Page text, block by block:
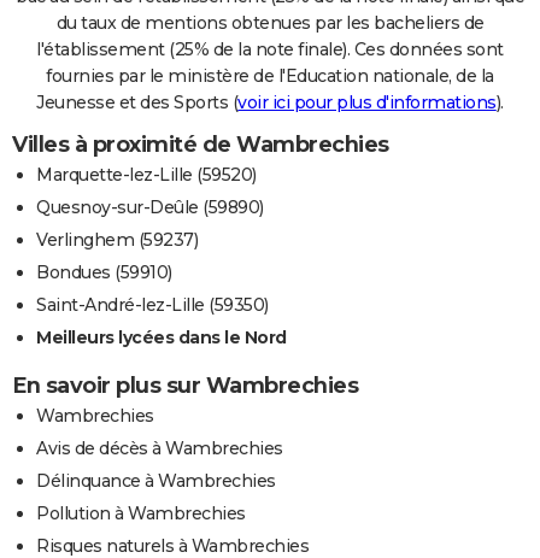
du taux de mentions obtenues par les bacheliers de
l'établissement (25% de la note finale). Ces données sont
fournies par le ministère de l'Education nationale, de la
Jeunesse et des Sports (voir ici pour plus d'informations).
Villes à proximité de Wambrechies
Marquette-lez-Lille (59520)
Quesnoy-sur-Deûle (59890)
Verlinghem (59237)
Bondues (59910)
Saint-André-lez-Lille (59350)
Meilleurs lycées dans le Nord
En savoir plus sur Wambrechies
Wambrechies
Avis de décès à Wambrechies
Délinquance à Wambrechies
Pollution à Wambrechies
Risques naturels à Wambrechies